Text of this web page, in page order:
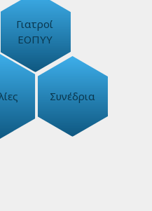
Γιατροί
ΕΟΠΥΥ
Συνέδρια